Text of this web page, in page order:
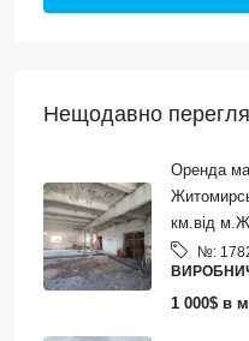
Нещодавно
Оренда
км.від
№:
1 000$ в